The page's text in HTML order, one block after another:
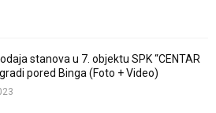
stanova u 7. objektu SPK “CENTAR
pored Binga (Foto + Video)